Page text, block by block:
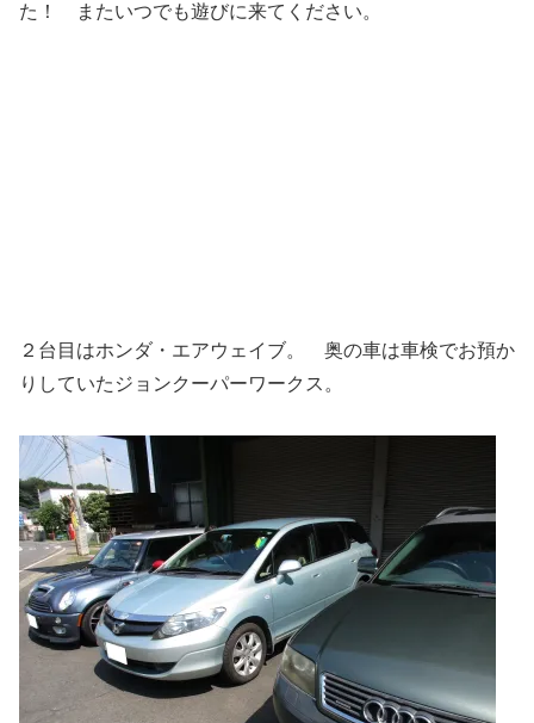
た！ またいつでも遊びに来てください。
２台目はホンダ・エアウェイブ。 奥の車は車検でお預か
りしていたジョンクーパーワークス。